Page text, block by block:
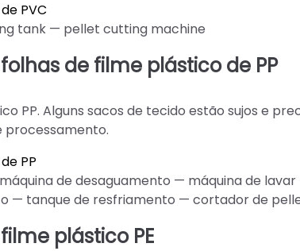
PVC
tank — pellet cutting machine
de filme plástico de PP
PP. Alguns sacos de tecido estão sujos e
processamento.
PP
de desaguamento — máquina de
— tanque de resfriamento — cortador de
plástico PE